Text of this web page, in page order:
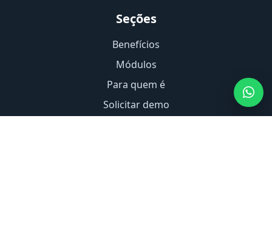
Seções
Benefícios
Módulos
Para quem é
Solicitar demo